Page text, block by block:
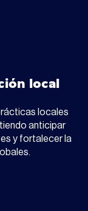
local
locales
anticipar
y fortalecer la